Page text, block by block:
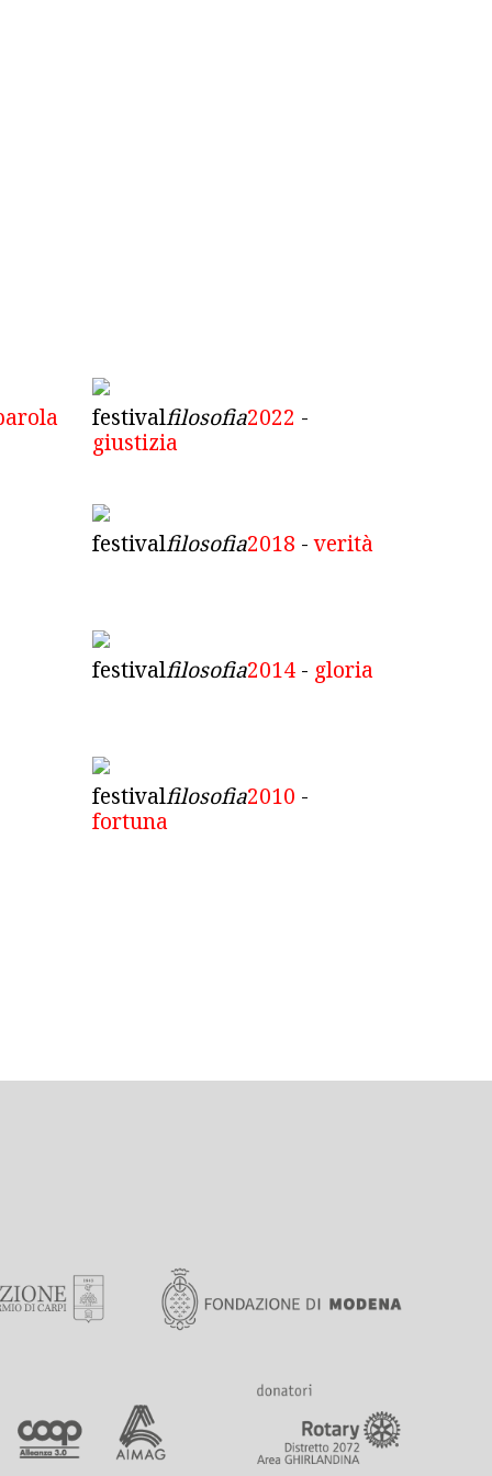
festivalfilosofia2022 -
giustizia
festivalfilosofia2018 -verità
festivalfilosofia2014- gloria
festivalfilosofia2010 -
fortuna